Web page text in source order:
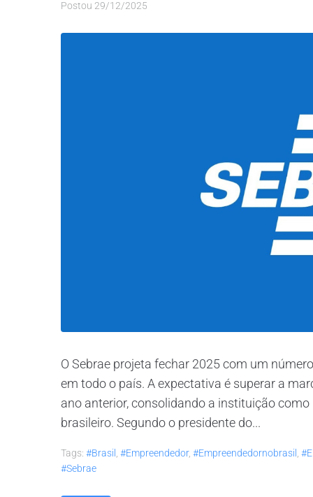
Postou 29/12/2025
O Sebrae projeta fechar 2025 com um
em todo o país. A expectativa é superar a
ano anterior, consolidando a instituição
brasileiro. Segundo o presidente do...
Tags: #brasil #empreendedor, #empreendedornobrasil
#sebrae